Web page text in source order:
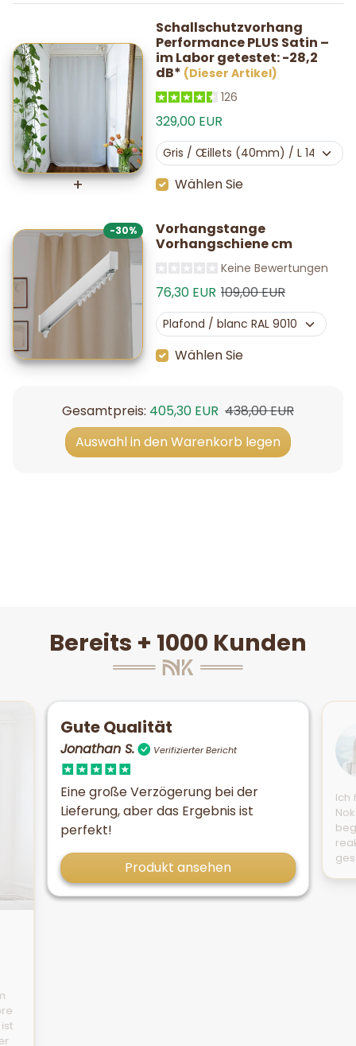
Schallschutzvorhang
Performance PLUS Satin –
im Labor getestet: -28,2
dB* (Dieser Artikel)
126
329,00 EUR
Wählen Sie
-30%
Vorhangstange
Vorhangschiene cm
Keine Bewertungen
Verkaufspreis
76,30 EUR Normalpreis
109,00 EUR
Wählen Sie
Gesamtpreis: Verkaufspreis
405,30 EUR Normalpreis
438,00 EUR
Auswahl in den Warenkorb legen
Bereits + 1000 Kunden
Gute Qualität
Jonathan S. Verifizierter Bericht
Eine große Verzögerung bei der
Lieferung, aber das Ergebnis ist
perfekt!
Produkt ansehen
Ich